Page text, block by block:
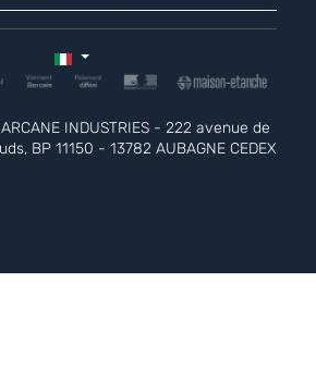
INDUSTRIES - 222 avenue de
BP 11150 - 13782 AUBAGNE CEDEX